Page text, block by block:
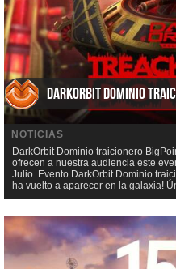
DarkOrbit Dominio
NOTICIAS
DarkOrbit Dominio traicionero
ofrecen a nuestra audiencia este
Julio. Evento DarkOrbit Dominio
ha vuelto a aparecer en la galaxia!